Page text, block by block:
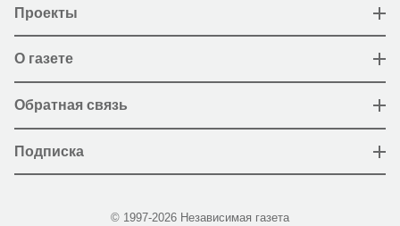
Проекты
О газете
Обратная связь
Подписка
© 1997-2026 Независимая газета